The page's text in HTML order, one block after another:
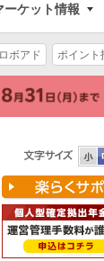
ーケット情報
ロボアド ポイント